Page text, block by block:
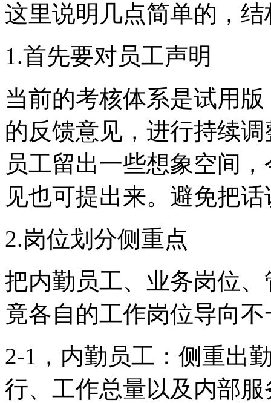
这里说明几点简单的，
1.首先要对员工声明
当前的考核体系是试用版
的反馈意见，进行持续
员工留出一些想象空间
见也可提出来。避免把
2.岗位划分侧重点
把内勤员工、 业务岗位、
竟各自的工作岗位导向不
2-1，内勤员工 ： 侧重出
行、 工作总量以及内部服